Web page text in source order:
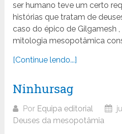
ser humano teve um certo
histórias que tratam de
caso do épico de Gilgamesh
mitologia mesopotâmica
[Continue lendo...]
Ninhursag
Por Equipa editorial
Deuses da mesopotâmia